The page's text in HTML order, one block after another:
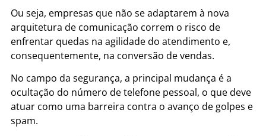
Ou seja, empresas que não se adaptarem à nova
arquitetura de comunicação correm o risco de
enfrentar quedas na agilidade do atendimento e,
consequentemente, na conversão de vendas.
No campo da segurança, a principal mudança é a
ocultação do número de telefone pessoal, o que deve
atuar como uma barreira contra o avanço de golpes e
spam.